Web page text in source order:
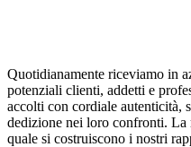
Quotidianamente riceviamo in
potenziali clienti, addetti e
accolti con cordiale autenticità,
dedizione nei loro confronti. La
quale si costruiscono i nostri